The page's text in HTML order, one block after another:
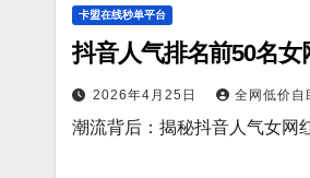
卡盟在线秒单平台
抖音人气排名前50名
2026年4月25日 全网低价自
潮流背后：揭秘抖音人气女网